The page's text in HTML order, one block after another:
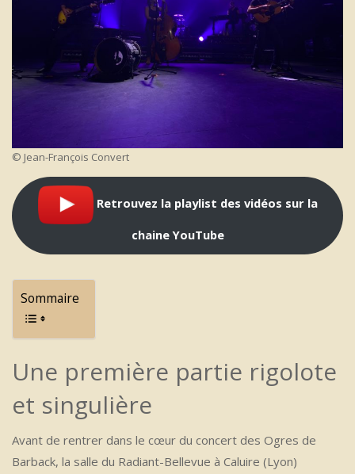
© Jean-François Convert
Retrouvez la playlist des vidéos sur la
chaine YouTube
Sommaire
Une première partie rigolote
et singulière
Avant de rentrer dans le cœur du concert des Ogres de
Barback, la salle du Radiant-Bellevue à Caluire (Lyon)